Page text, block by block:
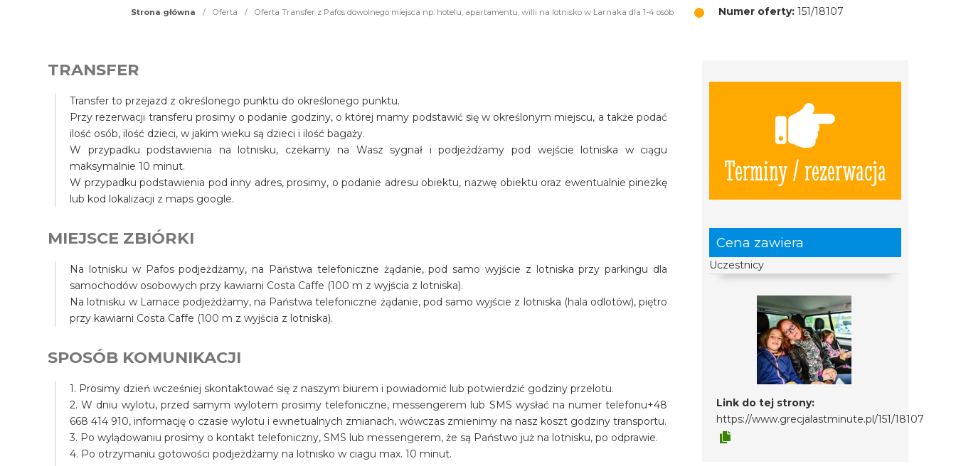
Strona główna / Oferta / Oferta Transfer z Pafos dowolnego miejsca np. hotelu, apartamentu, willi na lotnisko w Larnaka dla 1-4 osób Numer oferty:151/18107
Terminy / rezerwacja
Cena zawiera
Uczestnicy
Link do tej strony:
https://www.grecjalastminute.pl/151/18107
TRANSFER
Transfer to przejazd z określonego punktu do określonego punktu.
Przy rezerwacji transferu prosimy o podanie godziny, o której mamy podstawić się w określonym miejscu, a także podać
ilość osób, ilość dzieci, w jakim wieku są dzieci i ilość bagaży.
W przypadku podstawienia na lotnisku, czekamy na Wasz sygnał i podjeżdżamy pod wejście lotniska w ciągu
maksymalnie 10 minut.
W przypadku podstawienia pod inny adres, prosimy, o podanie adresu obiektu, nazwę obiektu oraz ewentualnie pinezkę
lub kod lokalizacji z maps google.
MIEJSCE ZBIÓRKI
Na lotnisku w Pafos podjeżdżamy, na Państwa telefoniczne żądanie, pod samo wyjście z lotniska przy parkingu dla
samochodów osobowych przy kawiarni Costa Caffe (100 m z wyjścia z lotniska).
Na lotnisku w Larnace podjeżdżamy, na Państwa telefoniczne żądanie, pod samo wyjście z lotniska (hala odlotów), piętro
przy kawiarni Costa Caffe (100 m z wyjścia z lotniska).
SPOSÓB KOMUNIKACJI
1. Prosimy dzień wcześniej skontaktować się z naszym biurem i powiadomić lub potwierdzić godziny przelotu.
2. W dniu wylotu, przed samym wylotem prosimy telefoniczne, messengerem lub SMS wysłać na numer telefonu+48
668 414 910, informację o czasie wylotu i ewnetualnych zmianach, wówczas zmienimy na nasz koszt godziny transportu.
3. Po wylądowaniu prosimy o kontakt telefoniczny, SMS lub messengerem, że są Państwo już na lotnisku, po odprawie.
4. Po otrzymaniu gotowości podjeżdżamy na lotnisko w ciagu max. 10 minut.